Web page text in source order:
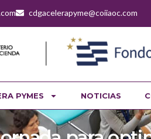
cdgacelerapyme@coiiaoc.com
PYMES NOTICIAS